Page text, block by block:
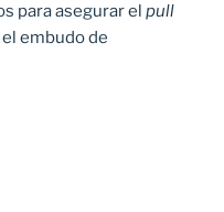
para asegurar el pull
embudo de